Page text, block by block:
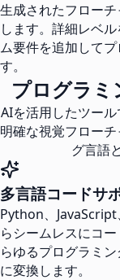
生成されたフロー
します。詳細レベ
ム要件を追加して
す。
プログラミ
AIを活用したツー
明確な視覚フロー
グ言語
多言語コードサ
Python、JavaScript
らシームレスにコ
らゆるプログラミ
に変換します。